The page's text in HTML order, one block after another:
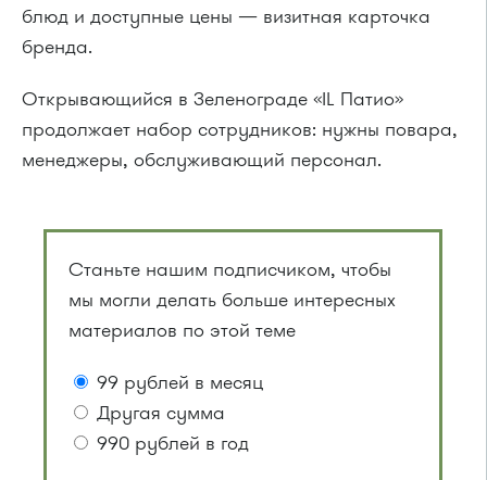
блюд и доступные цены — визитная карточка
бренда.
Открывающийся в Зеленограде «IL Патио»
продолжает набор сотрудников: нужны повара,
менеджеры, обслуживающий персонал.
Станьте нашим подписчиком, чтобы
мы могли делать больше интересных
материалов по этой теме
99 рублей в месяц
Другая сумма
990 рублей в год